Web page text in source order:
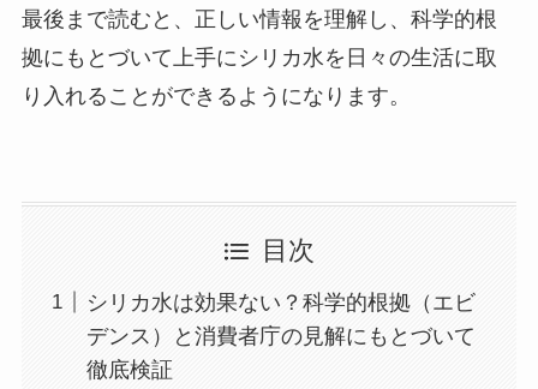
最後まで読むと、正しい情報を理解し、科学的根
拠にもとづいて上手にシリカ水を日々の生活に取
り入れることができるようになります。
目次
シリカ水は効果ない？科学的根拠（エビ
デンス）と消費者庁の見解にもとづいて
徹底検証